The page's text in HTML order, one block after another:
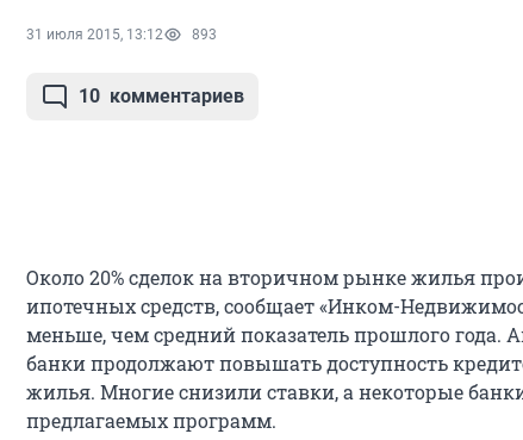
31 июля 2015, 13:12 893
10 комментариев
Около 20% сделок на вторичном рынке жилья
ипотечных средств, сообщает «Инком-
меньше, чем средний показатель прошлого года.
банки продолжают повышать доступность
жилья. Многие снизили ставки, а некоторые
предлагаемых программ.